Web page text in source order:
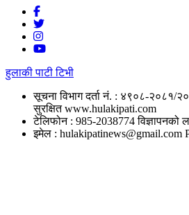
हुलाकी पाटी टिभी
सूचना विभाग दर्ता नं. : ४९०८-२०८१/
सुरक्षित www.hulakipati.com
टेलिफोन : 985-2038774विज्ञापनको
इमेल : hulakipatinews@gmail.com